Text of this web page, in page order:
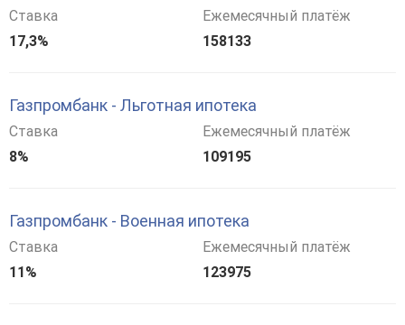
Ставка
17,3%
Ежемесячный платёж
158133
Газпромбанк - Льготная ипотека
Ставка
8%
Ежемесячный платёж
109195
Газпромбанк - Военная ипотека
Ставка
11%
Ежемесячный платёж
123975